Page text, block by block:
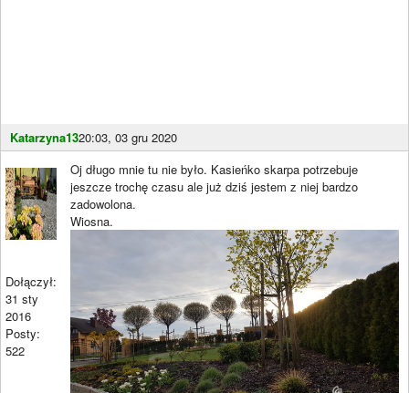
Katarzyna1320:03, 03 gru 2020
Dołączył:
31 sty
2016
Posty:
522
Oj długo mnie tu nie było. Kasieńko skarpa potrzebuje
jeszcze trochę czasu ale już dziś jestem z niej bardzo
zadowolona.
Wiosna.